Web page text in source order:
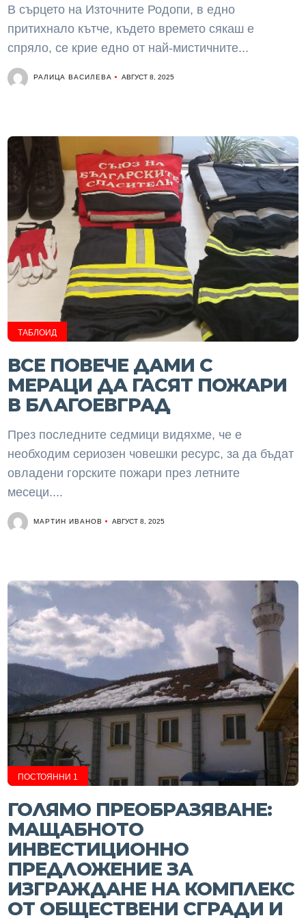
В сърцето на Източните Родопи, в едно
притихнало кътче, където времето сякаш е
спряло, се крие едно от най-мистичните...
РАЛИЦА ВАСИЛЕВА АВГУСТ 8, 2025
ТАБЛОИД
ВСЕ ПОВЕЧЕ ДАМИ С
МЕРАЦИ ДА ГАСЯТ ПОЖАРИ
В БЛАГОЕВГРАД
През последните седмици видяхме, че е
необходим сериозен човешки ресурс, за да бъдат
овладени горските пожари през летните
месеци....
МАРТИН ИВАНОВ АВГУСТ 8, 2025
ПОСТОЯННИ 1
ГОЛЯМО ПРЕОБРАЗЯВАНЕ:
МАЩАБНОТО
ИНВЕСТИЦИОННО
ПРЕДЛОЖЕНИЕ ЗА
ИЗГРАЖДАНЕ НА КОМПЛЕКС
ОТ ОБЩЕСТВЕНИ СГРАДИ И